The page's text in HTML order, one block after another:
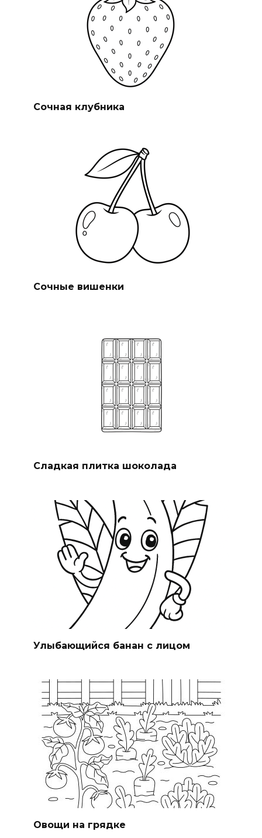
Сочная клубника
Сочные вишенки
Сладкая плитка шоколада
Улыбающийся банан с лицом
Овощи на грядке